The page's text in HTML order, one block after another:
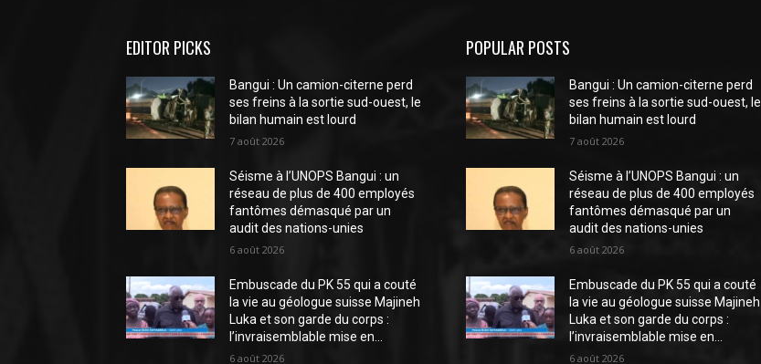
EDITOR PICKS
Bangui : Un camion-citerne perd
ses freins à la sortie sud-ouest, le
bilan humain est lourd
7 août 2026
Séisme à l’UNOPS Bangui : un
réseau de plus de 400 employés
fantômes démasqué par un
audit des nations-unies
6 août 2026
Embuscade du PK 55 qui a couté
la vie au géologue suisse Majineh
Luka et son garde du corps :
l’invraisemblable mise en...
6 août 2026
POPULAR POSTS
Bangui : Un camion-citerne perd
ses freins à la sortie sud-ouest, le
bilan humain est lourd
7 août 2026
Séisme à l’UNOPS Bangui : un
réseau de plus de 400 employés
fantômes démasqué par un
audit des nations-unies
6 août 2026
Embuscade du PK 55 qui a couté
la vie au géologue suisse Majineh
Luka et son garde du corps :
l’invraisemblable mise en...
6 août 2026